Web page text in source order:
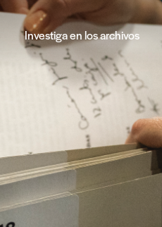
Investiga en los archivos